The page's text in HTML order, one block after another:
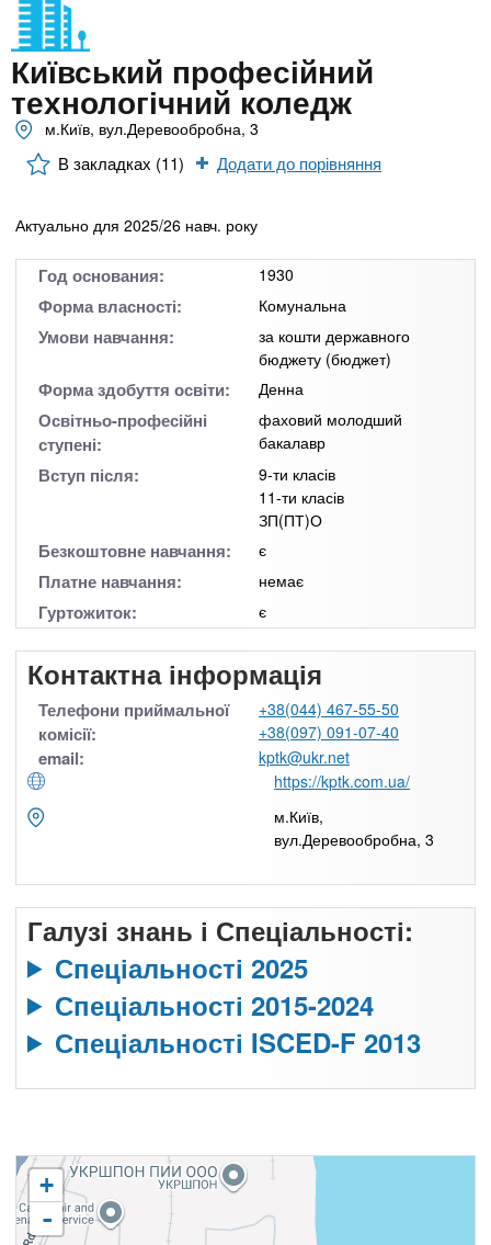
n
t
s
.
i
n
o
и
х
з
а
к
д
Онлайн курси
За кордоном
Київський професійний
технологічний коледж
м.Київ, вул.Деревообробна, 3
В закладках (11) Додати до порівняння
Актуально для 2025/26 навч. року
Год основания: 1930
Форма власності: Комунальна
Умови навчання:
за кошти державного
бюджету (бюджет)
Форма здобуття освіти: Денна
Освітньо-професійні
ступені:
фаховий молодший
бакалавр
Вступ після:
9-ти класів
11-ти класів
ЗП(ПТ)О
Безкоштовне навчання: є
Платне навчання: немає
Гуртожиток: є
Контактна інформація
Телефони приймальної
комісії:
+38(044) 467-55-50
+38(097) 091-07-40
email:
kptk@ukr.net
https://kptk.com.ua/
м.Київ,
вул.Деревообробна, 3
Галузі знань і Спеціальності:
Спеціальності 2025
Спеціальності 2015-2024
Спеціальності ISCED-F 2013
+
-